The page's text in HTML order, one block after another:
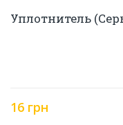
Уплотнитель
16 грн